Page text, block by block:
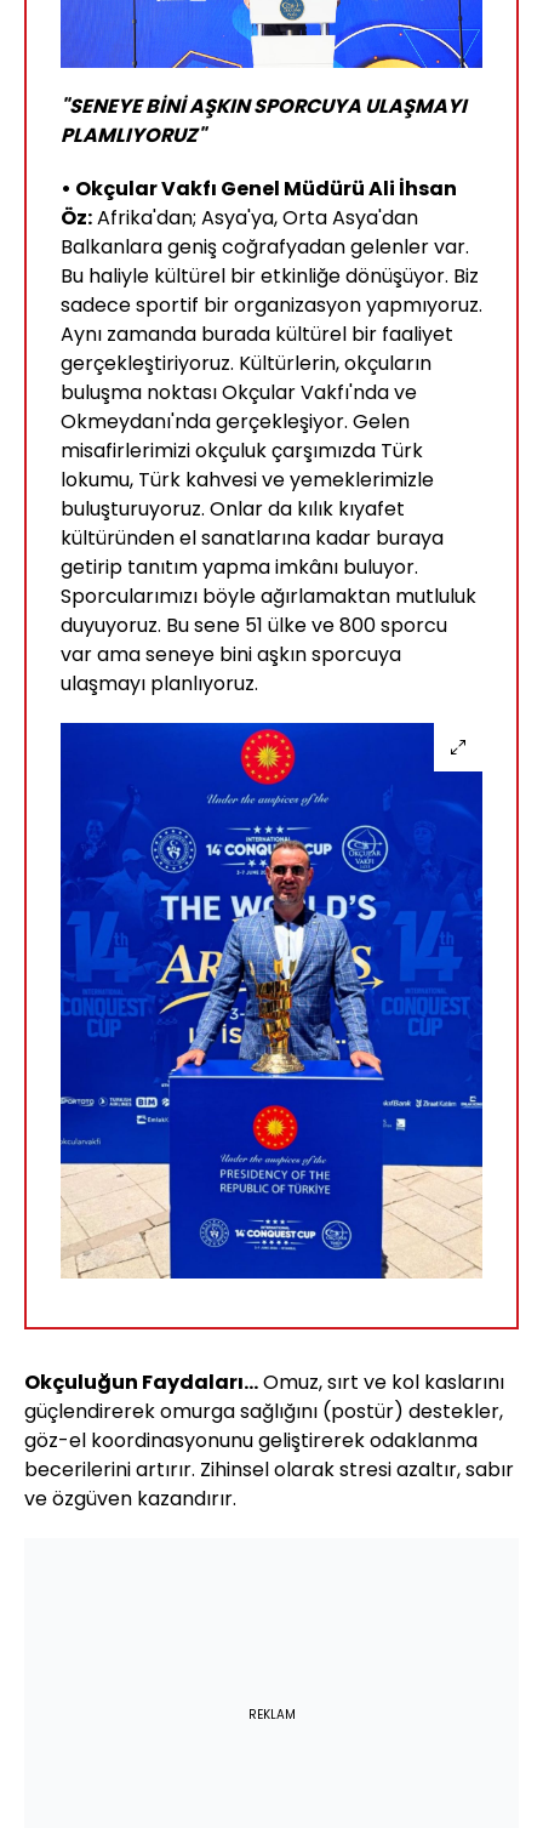
"SENEYE BİNİ AŞKIN SPORCUYA ULAŞMAYI
PLAMLIYORUZ"
• Okçular Vakfı Genel Müdürü Ali İhsan
Öz:Afrika'dan; Asya'ya, Orta Asya'dan
Balkanlara geniş coğrafyadan gelenler var.
Bu haliyle kültürel bir etkinliğe dönüşüyor. Biz
sadece sportif bir organizasyon yapmıyoruz.
Aynı zamanda burada kültürel bir faaliyet
gerçekleştiriyoruz. Kültürlerin, okçuların
buluşma noktası Okçular Vakfı'nda ve
Okmeydanı'nda gerçekleşiyor. Gelen
misafirlerimizi okçuluk çarşımızda Türk
lokumu, Türk kahvesi ve yemeklerimizle
buluşturuyoruz. Onlar da kılık kıyafet
kültüründen el sanatlarına kadar buraya
getirip tanıtım yapma imkânı buluyor.
Sporcularımızı böyle ağırlamaktan mutluluk
duyuyoruz. Bu sene 51 ülke ve 800 sporcu
var ama seneye bini aşkın sporcuya
ulaşmayı planlıyoruz.
Okçuluğun Faydaları...Omuz, sırt ve kol kaslarını
güçlendirerek omurga sağlığını (postür) destekler,
göz-el koordinasyonunu geliştirerek odaklanma
becerilerini artırır. Zihinsel olarak stresi azaltır, sabır
ve özgüven kazandırır.
REKLAM